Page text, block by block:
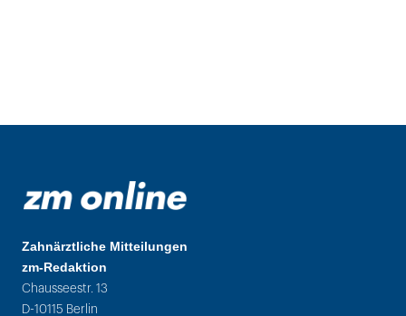
Zahnärztliche Mitteilungen
zm-Redaktion
Chausseestr. 13
D-10115 Berlin